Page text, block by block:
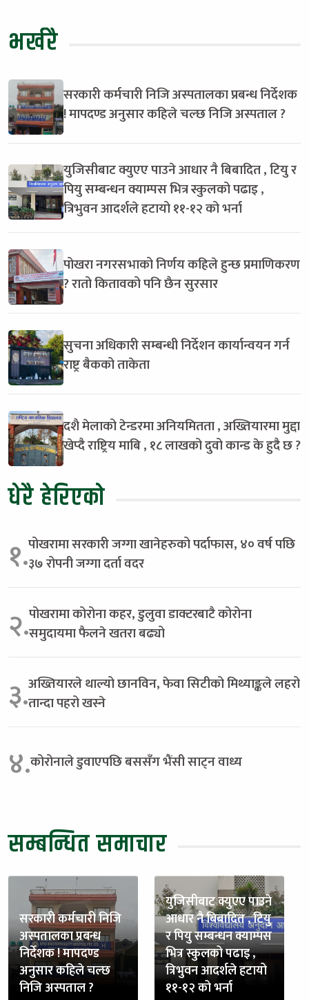
भर्खरै
सरकारी कर्मचारी निजि अस्पतालका प्रबन्ध निर्देशक
! मापदण्ड अनुसार कहिले चल्छ निजि अस्पताल ?
युजिसीबाट क्युएए पाउने आधार नै बिबादित , टियु र
पियु सम्बन्धन क्याम्पस भित्र स्कुलको पढाइ ,
त्रिभुवन आदर्शले हटायो ११-१२ को भर्ना
पोखरा नगरसभाको निर्णय कहिले हुन्छ प्रमाणिकरण
? रातो कितावको पनि छैन सुरसार
सुचना अधिकारी सम्बन्धी निर्देशन कार्यान्वयन गर्न
राष्ट्र बैकको ताकेता
दशै मेलाको टेन्डरमा अनियमितता , अख्तियारमा मुद्दा
खेप्दै राष्ट्रिय माबि , १८ लाखको दुवो कान्ड के हुदै छ ?
धेरै हेरिएको
१.पोखरामा सरकारी जग्गा खानेहरुको पर्दाफास, ४० वर्ष पछि
३७ रोपनी जग्गा दर्ता वदर
२.पोखरामा कोरोना कहर, डुलुवा डाक्टरबाटै कोरोना
समुदायमा फैलने खतरा बढ्यो
३.अख्तियारले थाल्यो छानविन, फेवा सिटीको मिथ्याङ्कले लहरो
तान्दा पहरो खस्ने
४.कोरोनाले डुवाएपछि बससँग भैंसी साट्न वाध्य
सम्बन्धित समाचार
सरकारी कर्मचारी निजि
अस्पतालका प्रबन्ध
निर्देशक ! मापदण्ड
अनुसार कहिले चल्छ
निजि अस्पताल ?
युजिसीबाट क्युएए पाउने
आधार नै बिबादित , टियु
र पियु सम्बन्धन क्याम्पस
भित्र स्कुलको पढाइ ,
त्रिभुवन आदर्शले हटायो
११-१२ को भर्ना